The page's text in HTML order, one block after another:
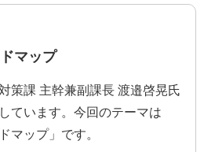
マップ
策課 主幹兼副課長 渡邉啓晃氏
ています。今回のテーマは
マップ」です。